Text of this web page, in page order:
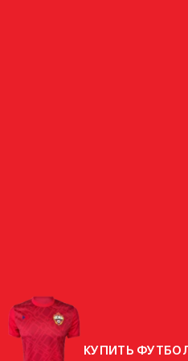
КУПИТЬ